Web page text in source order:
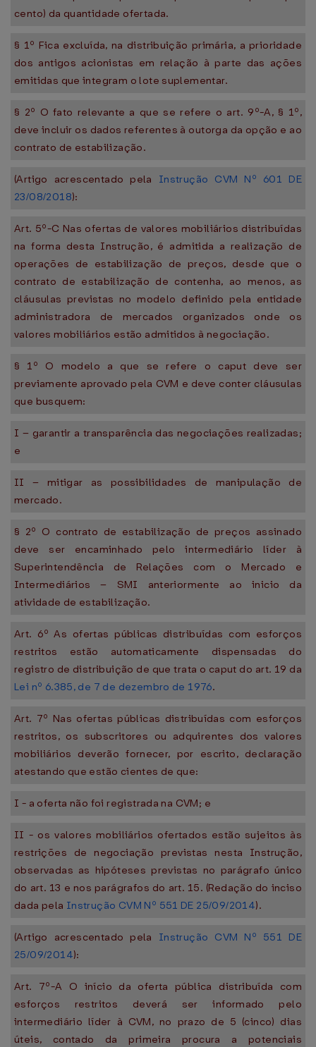
cento) da quantidade ofertada.
§ 1º Fica excluída, na distribuição primária, a prioridade
dos antigos acionistas em relação à parte das ações
emitidas que integram o lote suplementar.
§ 2º O fato relevante a que se refere o art. 9º-A, § 1º,
deve incluir os dados referentes à outorga da opção e ao
contrato de estabilização.
(Artigo acrescentado pela Instrução CVM Nº 601 DE
23/08/2018):
Art. 5º-C Nas ofertas de valores mobiliários distribuídas
na forma desta Instrução, é admitida a realização de
operações de estabilização de preços, desde que o
contrato de estabilização de contenha, ao menos, as
cláusulas previstas no modelo definido pela entidade
administradora de mercados organizados onde os
valores mobiliários estão admitidos à negociação.
§ 1º O modelo a que se refere o caput deve ser
previamente aprovado pela CVM e deve conter cláusulas
que busquem:
I – garantir a transparência das negociações realizadas;
e
II – mitigar as possibilidades de manipulação de
mercado.
§ 2º O contrato de estabilização de preços assinado
deve ser encaminhado pelo intermediário líder à
Superintendência de Relações com o Mercado e
Intermediários – SMI anteriormente ao inicio da
atividade de estabilização.
Art. 6º As ofertas públicas distribuídas com esforços
restritos estão automaticamente dispensadas do
registro de distribuição de que trata o caput do art. 19 da
Lei nº 6.385, de 7 de dezembro de 1976.
Art. 7º Nas ofertas públicas distribuídas com esforços
restritos, os subscritores ou adquirentes dos valores
mobiliários deverão fornecer, por escrito, declaração
atestando que estão cientes de que:
I - a oferta não foi registrada na CVM; e
II - os valores mobiliários ofertados estão sujeitos às
restrições de negociação previstas nesta Instrução,
observadas as hipóteses previstas no parágrafo único
do art. 13 e nos parágrafos do art. 15. (Redação do inciso
dada pela Instrução CVM Nº 551 DE 25/09/2014).
(Artigo acrescentado pela Instrução CVM Nº 551 DE
25/09/2014):
Art. 7º-A O início da oferta pública distribuída com
esforços restritos deverá ser informado pelo
intermediário líder à CVM, no prazo de 5 (cinco) dias
úteis, contado da primeira procura a potenciais